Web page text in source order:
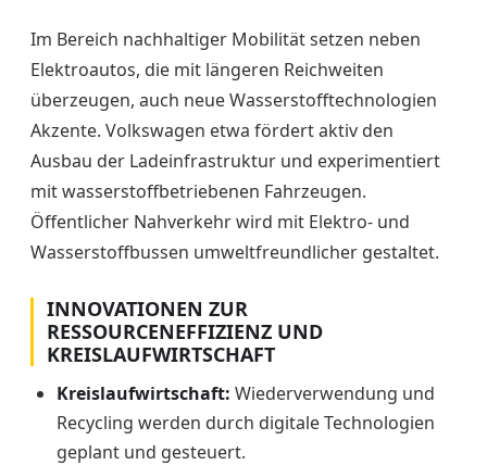
Im Bereich nachhaltiger Mobilität setzen neben
Elektroautos, die mit längeren Reichweiten
überzeugen, auch neue Wasserstofftechnologien
Akzente. Volkswagen etwa fördert aktiv den
Ausbau der Ladeinfrastruktur und experimentiert
mit wasserstoffbetriebenen Fahrzeugen.
Öffentlicher Nahverkehr wird mit Elektro- und
Wasserstoffbussen umweltfreundlicher gestaltet.
INNOVATIONEN ZUR
RESSOURCENEFFIZIENZ UND
KREISLAUFWIRTSCHAFT
Kreislaufwirtschaft: Wiederverwendung und
Recycling werden durch digitale Technologien
geplant und gesteuert.